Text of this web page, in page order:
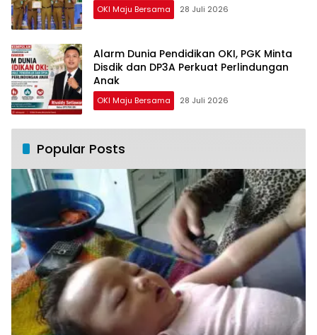
OKI Maju Bersama 28 Juli 2026
Alarm Dunia Pendidikan OKI, PGK Minta
Disdik dan DP3A Perkuat Perlindungan
Anak
OKI Maju Bersama 28 Juli 2026
Popular Posts